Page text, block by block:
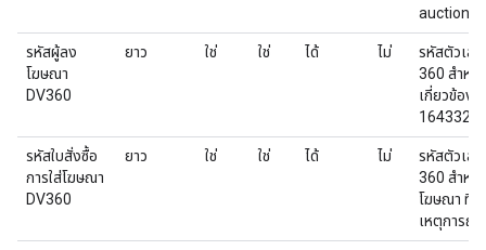
รหัสผู้ลง
โฆษณา
DV360
ยาว ใช่ ใช่ ได้ ไม่
รหัสตัวเล
360 สำหรั
เกี่ยวข้อง
164332
รหัสใบสั่งซื้อ
การใส่โฆษณา
DV360
ยาว ใช่ ใช่ ได้ ไม่
รหัสตัวเล
360 สำหรั
โฆษณา ที่เ
เหตุการณ์